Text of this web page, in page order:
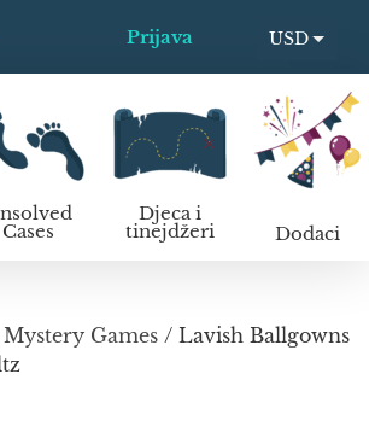
Prijava
USD
EUR
Cases
Djeca i
tinejdžeri Dodaci
Games / Lavish Ballgowns